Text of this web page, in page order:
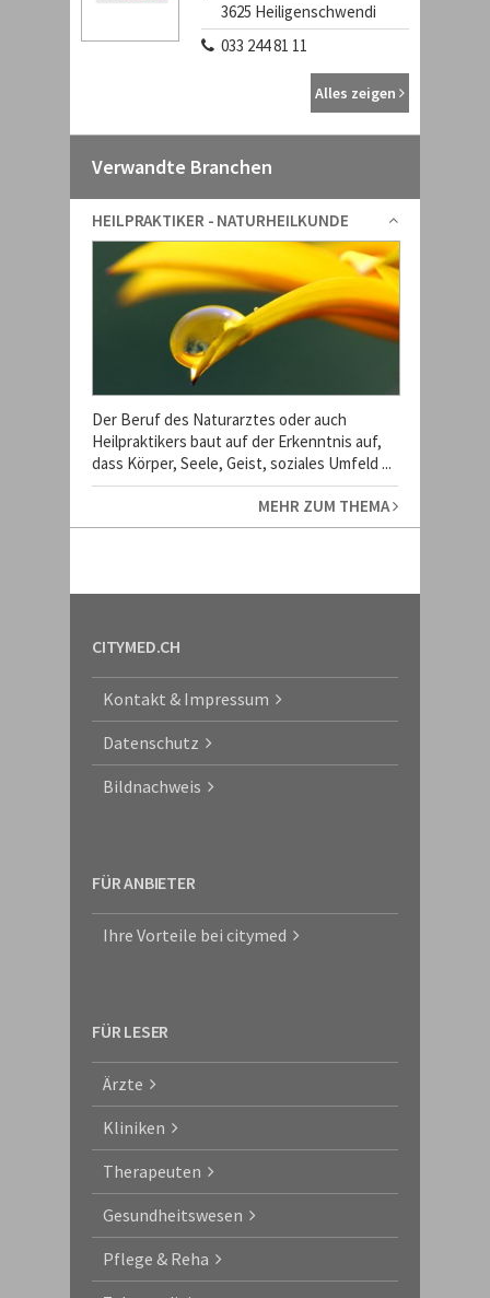
3625 Heiligenschwendi
033 244 81 11
Alles zeigen
Verwandte Branchen
HEILPRAKTIKER - NATURHEILKUNDE
Der Beruf des Naturarztes oder auch
Heilpraktikers baut auf der Erkenntnis auf,
dass Körper, Seele, Geist, soziales Umfeld ...
MEHR ZUM THEMA
CITYMED.CH
Kontakt & Impressum
Datenschutz
Bildnachweis
FÜR ANBIETER
Ihre Vorteile bei citymed
FÜR LESER
Ärzte
Kliniken
Therapeuten
Gesundheitswesen
Pflege & Reha